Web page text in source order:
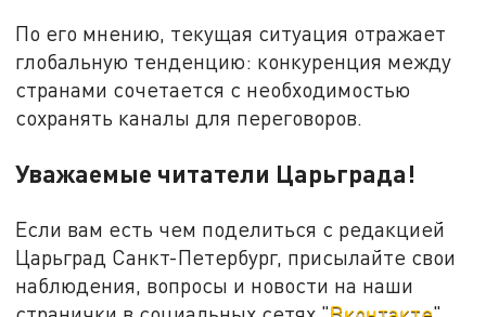
По его мнению, текущая ситуация отражает
глобальную тенденцию: конкуренция между
странами сочетается с необходимостью
сохранять каналы для переговоров.
Уважаемые читатели Царьграда!
Если вам есть чем поделиться с редакцией
Царьград Санкт-Петербург, присылайте свои
наблюдения, вопросы и новости на наши